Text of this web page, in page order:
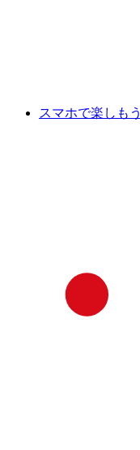
スマホで楽しもう